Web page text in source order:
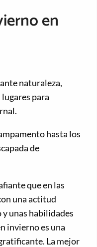
en
naturaleza,
para
hasta los
de
que en las
una actitud
unas habilidades
invierno es una
La mejor